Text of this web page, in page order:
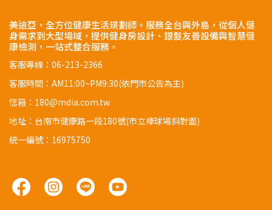
美迪亞，全方位健康生活規劃師。服務全台與外島，從個人健
身需求到大型場域，提供健身房設計、銀髮友善設備與智慧健
康檢測，一站式整合服務。
客服專線：06-213-2366
客服時間：AM11:00~PM9:30(依門市公告為主)
信箱：180@mdia.com.tw
地址：台南市健康路一段180號(市立棒球場斜對面)
統一編號：16975750